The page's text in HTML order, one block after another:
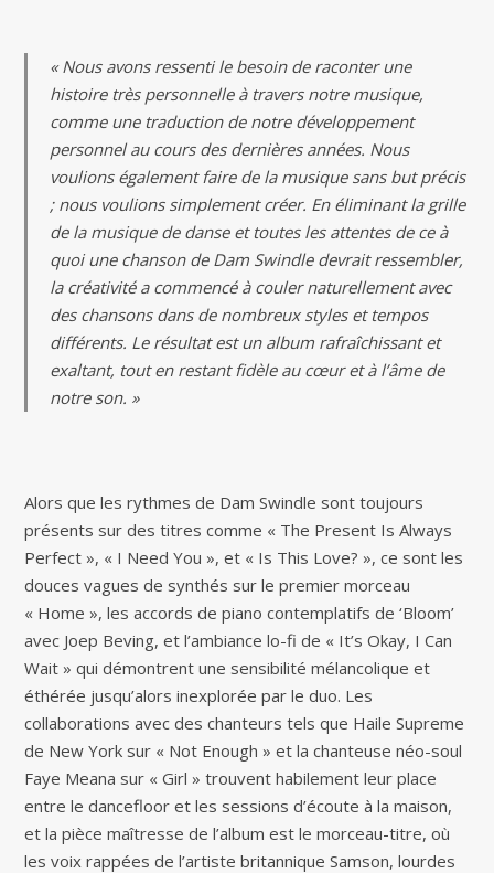
« Nous avons ressenti le besoin de raconter une
histoire très personnelle à travers notre musique,
comme une traduction de notre développement
personnel au cours des dernières années. Nous
voulions également faire de la musique sans but précis
; nous voulions simplement créer. En éliminant la grille
de la musique de danse et toutes les attentes de ce à
quoi une chanson de Dam Swindle devrait ressembler,
la créativité a commencé à couler naturellement avec
des chansons dans de nombreux styles et tempos
différents. Le résultat est un album rafraîchissant et
exaltant, tout en restant fidèle au cœur et à l’âme de
notre son. »
Alors que les rythmes de Dam Swindle sont toujours
présents sur des titres comme « The Present Is Always
Perfect », « I Need You », et « Is This Love? », ce sont les
douces vagues de synthés sur le premier morceau
« Home », les accords de piano contemplatifs de ‘Bloom’
avec Joep Beving, et l’ambiance lo-fi de « It’s Okay, I Can
Wait » qui démontrent une sensibilité mélancolique et
éthérée jusqu’alors inexplorée par le duo. Les
collaborations avec des chanteurs tels que Haile Supreme
de New York sur « Not Enough » et la chanteuse néo-soul
Faye Meana sur « Girl » trouvent habilement leur place
entre le dancefloor et les sessions d’écoute à la maison,
et la pièce maîtresse de l’album est le morceau-titre, où
les voix rappées de l’artiste britannique Samson, lourdes